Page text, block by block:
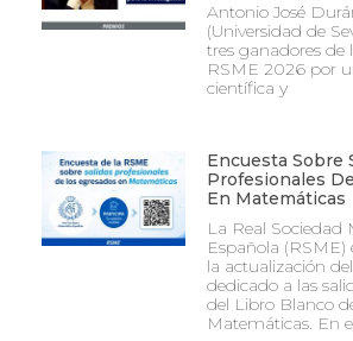
Antonio José
(Universidad de
tres ganadores de
RSME 2026 por
científica y
Encuesta Sobre
Profesionales
En Matemáticas
La Real Sociedad
Española
la actualización
dedicado a las
del Libro Blanco
Matemáticas. En